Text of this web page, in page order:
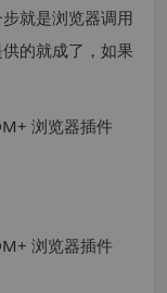
就是浏览器调用
的就成了，如果